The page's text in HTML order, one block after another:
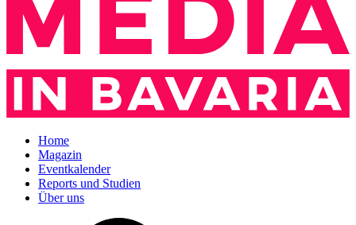
Home
Magazin
Eventkalender
Reports und Studien
Über uns